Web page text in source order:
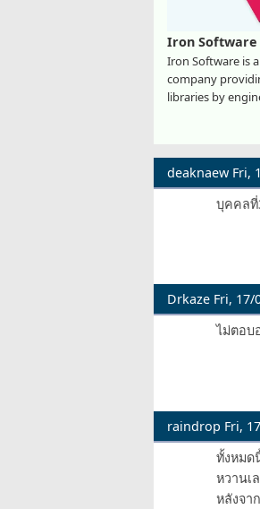
Iron Software
Iron Software is
company
libraries by
deaknaew Fri,
บุคคลที่
Drkaze Fri, 17/
ไม่ตอบ
raindrop Fri,
ทั้งหมด
หวานเ
หลังจา